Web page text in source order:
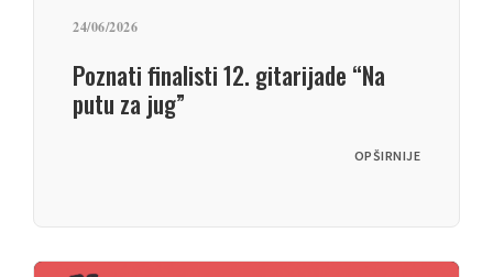
24/06/2026
Poznati finalisti 12. gitarijade “Na
putu za jug”
OPŠIRNIJE